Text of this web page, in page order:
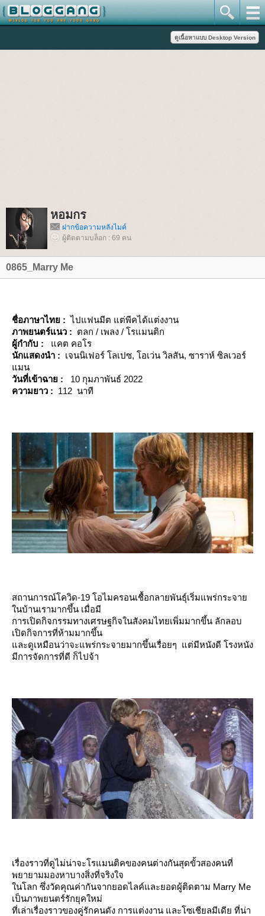
หอมกร
ฝากข้อความหลังไมค์
ผู้ติดตามบล็อก : 69 คน
0865_Marry Me
ชื่อภาษาไทย : ไปแฟนมีต แต่พีคได้แต่งงาน
ภาพยนตร์แนว : ตลก / เพลง / โรแมนติก
ผู้กำกับ : คต คอโร
นักแสดงนำ : เจนนิเฟอร์ โลเปซ, โอเว่น วิลสัน, ซาราห์ ซิลเวอร์
มน
วันที่เข้าฉาย : 10 กุมภาพันธ์ 2022
ความยาว : 112 นาที
สถานการณ์โควิด-19 โอไมครอนเชื้อกลายพันธุ์เริ่มแพร่กระจา
นบ้านเรามากขึ้น เมื่อมี
การเปิดกิจกรรมทางเศรษฐกิจในสังคมไทยเพิ่มมากขึ้น ลักลอบ
เปิดกิจการที่ห้ามมากขึ้น
ละดูเหมือนว่าจะแพร่กระจายมากขึ้นเรื่อยๆ แต่มีหนังดี โรงหนัง
มีการจัดการที่ดี ก็ไปจ้า
เรื่องราวที่ดูไม่น่าจะโรแมนติคของคนต่างกันสุดขั้วสองคนที่
พยายามมองหาบางสิ่งที่จริงใจ
นโลก ซึ่งวัดคุณค่ากันจากยอดไลค์และยอดผู้ติดตาม Marry Me
เป็นภาพยนตร์รักยุคใหม่
ที่เล่าเรื่องราวของคู่รักคนดัง การแต่งงาน และโซเชียลมีเดีย ที่น่า